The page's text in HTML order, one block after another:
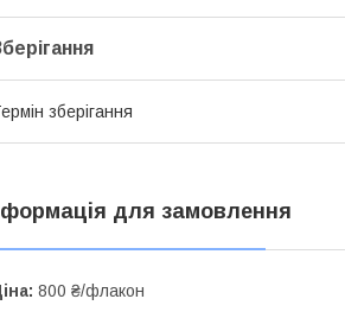
зберігання
для замовлення
800 ₴/флакон